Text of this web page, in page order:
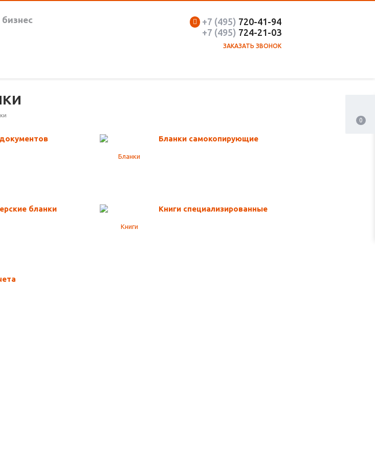
0
+7 (495) 720-41-94
+7 (495) 724-21-03
ЗАКАЗАТЬ ЗВОНОК
Бланки самокопирующие
бланки Книги специализированные